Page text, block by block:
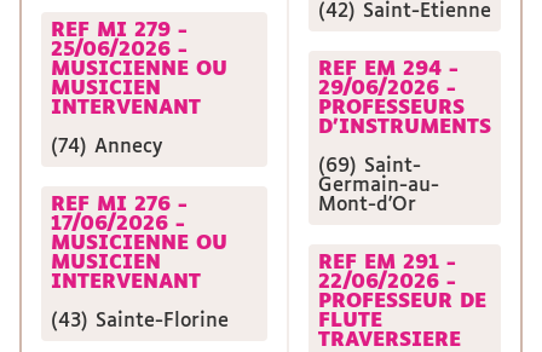
REF MI 279 -
25/06/2026 -
MUSICIENNE OU
MUSICIEN
INTERVENANT
(74) Annecy
REF MI 276 -
17/06/2026 -
MUSICIENNE OU
MUSICIEN
INTERVENANT
(43) Sainte-Florine
(42) Saint-Etienne
REF EM 294 -
29/06/2026 -
PROFESSEURS
D'INSTRUMENTS
(69) Saint-
Germain-au-
Mont-d'Or
REF EM 291 -
22/06/2026 -
PROFESSEUR DE
FLUTE
TRAVERSIERE